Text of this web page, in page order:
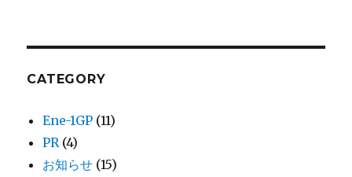
CATEGORY
Ene-1GP (11)
PR (4)
お知らせ (15)